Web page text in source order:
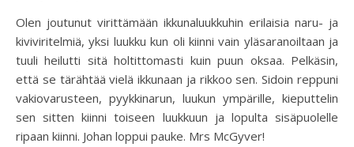
Olen joutunut virittämään ikkunaluukkuhin erilaisia naru- ja
kiviviritelmiä, yksi luukku kun oli kiinni vain yläsaranoiltaan ja
tuuli heilutti sitä holtittomasti kuin puun oksaa. Pelkäsin,
että se tärähtää vielä ikkunaan ja rikkoo sen. Sidoin reppuni
vakiovarusteen, pyykkinarun, luukun ympärille, kieputtelin
sen sitten kiinni toiseen luukkuun ja lopulta sisäpuolelle
ripaan kiinni. Johan loppui pauke. Mrs McGyver!